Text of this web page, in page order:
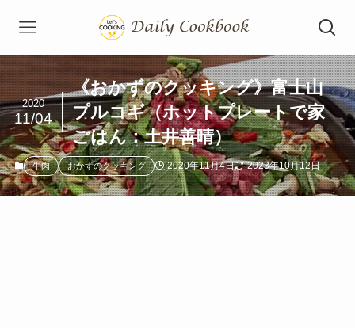
《おかずのクッキング》富士山
プルコギ（ホットプレートで家
ごはん：土井善晴）
2020
11/04
牛肉 おかずのクッキング 2020年11月4日 2023年10月12日